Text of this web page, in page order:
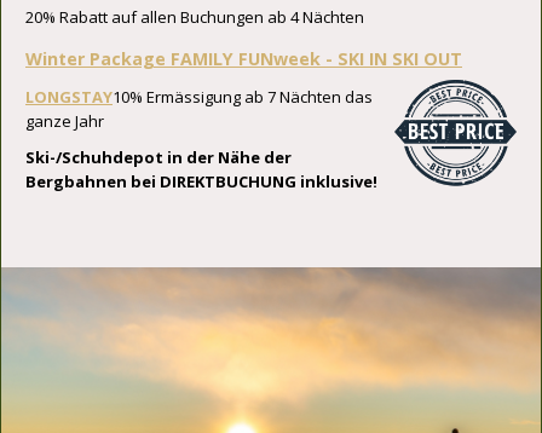
20% Rabatt auf allen Buchungen ab 4 Nächten
Winter Package FAMILY FUNweek - SKI IN SKI OUT
LONGSTAY10% Ermässigung ab 7 Nächten das
ganze Jahr
Ski-/Schuhdepot in der Nähe der
Bergbahnen bei DIREKTBUCHUNG inklusive!